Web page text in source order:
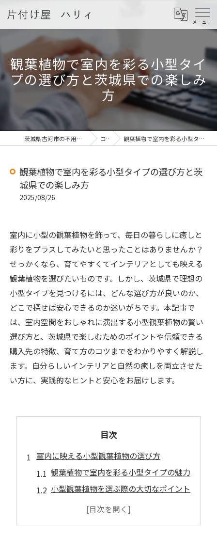
観葉植物で室内を彩る小型タイ
プの選び方と茨城県での楽しみ
方
茨城県古河市の不用品回収なら片付け屋 ハリィ コラム 観葉植物で室内を彩る小型タイプの選び方と茨城県での楽しみ方
観葉植物で室内を彩る小型タイプの選び方と茨
城県での楽しみ方
2025/08/26
室内に小型の観葉植物を飾って、毎日の暮らしに癒しと
彩りをプラスしてみたいと思ったことはありませんか？
せっかくなら、育てやすくてインテリアとしても映える
観葉植物を選びたいものです。しかし、茨城県で理想の
小型タイプを見つけるには、どんな選び方が良いのか、
どこで探せば安心できるのか迷いがちです。本記事で
は、室内空間をおしゃれに演出する小型観葉植物の賢い
選び方と、茨城県で楽しむためのポイントや信頼できる
購入先の特徴、育て方のコツまでをわかりやすく解説し
ます。自分らしいインテリアと自然の癒しを両立させた
い方に、実践的なヒントと安心をお届けします。
目次
室内に映える小型観葉植物の選び方
観葉植物で室内を彩る小型タイプの魅力
小型観葉植物を選ぶ際の大切なポイント
初心者向け観葉植物の選び方ガイド